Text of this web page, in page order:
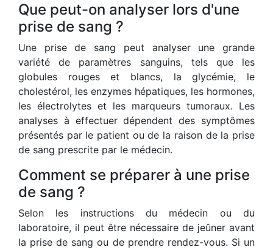
Que peut-on analyser lors d'une
prise de sang ?
Une prise de sang peut analyser une grande
variété de paramètres sanguins, tels que les
globules rouges et blancs, la glycémie, le
cholestérol, les enzymes hépatiques, les hormones,
les électrolytes et les marqueurs tumoraux. Les
analyses à effectuer dépendent des symptômes
présentés par le patient ou de la raison de la prise
de sang prescrite par le médecin.
Comment se préparer à une prise
de sang ?
Selon les instructions du médecin ou du
laboratoire, il peut être nécessaire de jeûner avant
la prise de sang ou de prendre rendez-vous. Si un